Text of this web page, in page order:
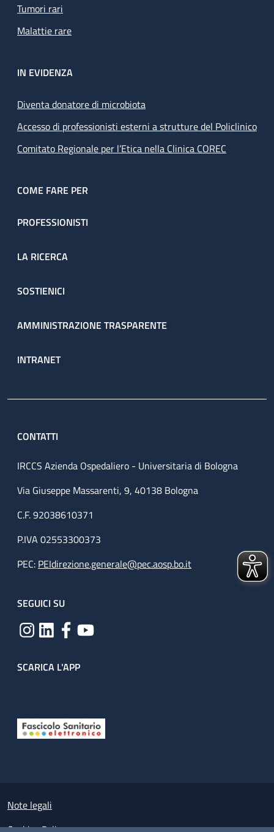
Tumori rari
Malattie rare
IN EVIDENZA
Diventa donatore di microbiota
Accesso di professionisti esterni a strutture del Policlinico
Comitato Regionale per l’Etica nella Clinica COREC
COME FARE PER
PROFESSIONISTI
LA RICERCA
SOSTIENICI
AMMINISTRAZIONE TRASPARENTE
INTRANET
CONTATTI
IRCCS Azienda Ospedaliero - Universitaria di Bologna
Via Giuseppe Massarenti, 9, 40138 Bologna
C.F. 92038610371
P.IVA 02553300373
PEC: PEIdirezione.generale@pec.aosp.bo.it
SEGUICI SU
SCARICA L'APP
Small prints
Note legali